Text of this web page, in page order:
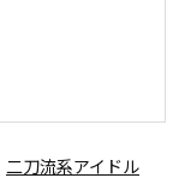
二刀流系アイドル